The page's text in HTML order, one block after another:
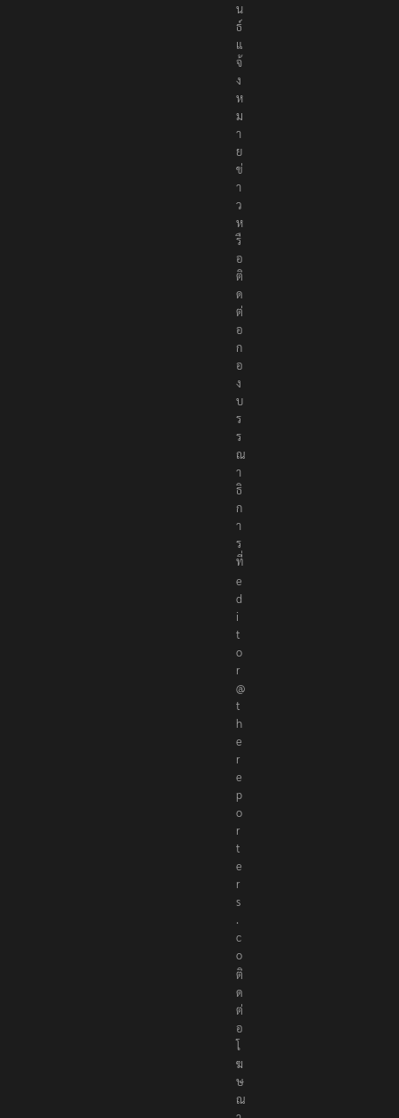
น
ธ์
แ
จ้
ง
ห
ม
า
ย
ข่
า
ว
ห
รื
อ
ติ
ด
ต่
อ
ก
อ
ง
บ
ร
ร
ณ
า
ธิ
ก
า
ร
ที่
e
d
i
t
o
r
@
t
h
e
r
e
p
o
r
t
e
r
s
.
c
o
ติ
ด
ต่
อ
โ
ฆ
ษ
ณ